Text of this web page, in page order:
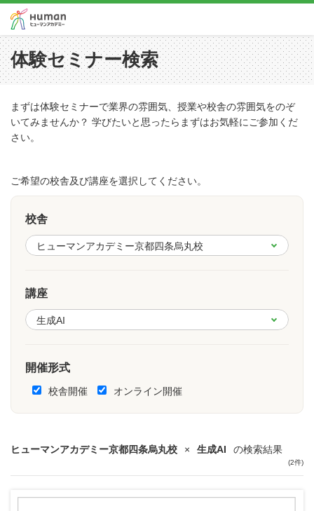
体験セミナー検索
まずは体験セミナーで業界の雰囲気、授業や校舎の雰囲気をのぞ
いてみませんか？ 学びたいと思ったらまずはお気軽にご参加くだ
さい。
ご希望の校舎及び講座を選択してください。
校舎
講座
開催形式
校舎開催 オンライン開催
ヒューマンアカデミー京都四条烏丸校 × 生成AI の検索結果
(2件)